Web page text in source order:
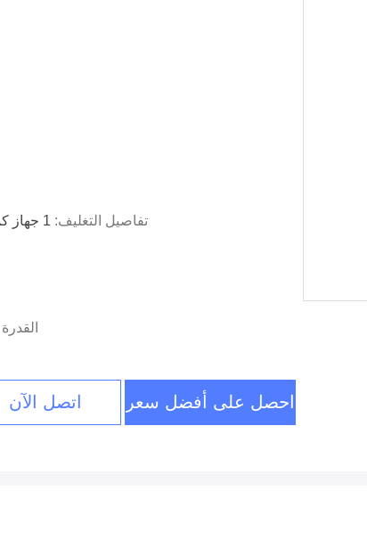
تفاصيل التغليف: 1 جهاز كمبيوتر لكل صندوق ، 10 جهاز كمبيوتر لكل كرتون
احصل على أفضل سعر اتصل الآن